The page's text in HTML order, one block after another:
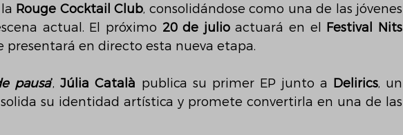
Rouge Cocktail Club, consolidándose como una de las jóvenes
actual. El próximo 20 de julio actuará en el Festival Nits
presentará en directo esta nueva etapa.
pausa’, Júlia Català publica su primer EP junto a Delirics, un
su identidad artística y promete convertirla en una de las